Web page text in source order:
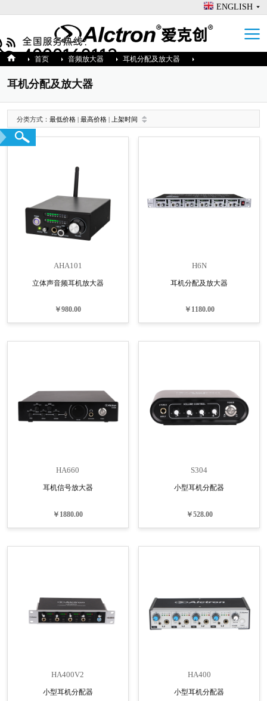
ENGLISH
首页 音频放大器 耳机分配及放大器
耳机分配及放大器
分类方式： 最低价格 最高价格 上架时间
AHA101
立体声音频耳机放大器
￥980.00
H6N
耳机分配及放大器
￥1180.00
HA660
耳机信号放大器
￥1880.00
S304
小型耳机分配器
￥528.00
HA400V2
小型耳机分配器
HA400
小型耳机分配器